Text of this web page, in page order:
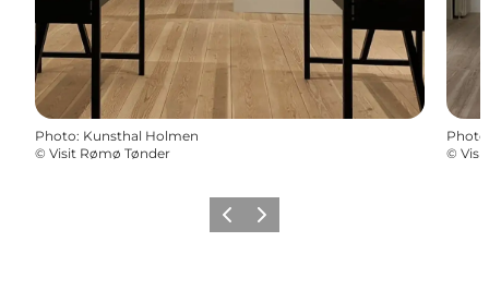
Photo: Kunsthal Holmen
© Visit Rømø Tønder
Photo
©
PrécédentSuivant